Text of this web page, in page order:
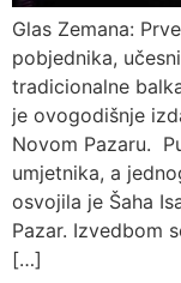
Glas Zemana:
pobjednika,
tradicionalne
je ovogodišnje
Novom Pazaru.
umjetnika, a
osvojila je Šaha
Pazar. Izvedbom
[…]